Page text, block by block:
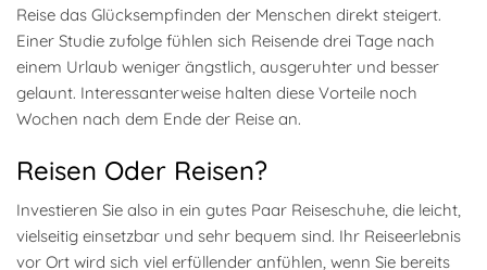
Reise das Glücksempfinden der Menschen direkt steigert.
Einer Studie zufolge fühlen sich Reisende drei Tage nach
einem Urlaub weniger ängstlich, ausgeruhter und besser
gelaunt. Interessanterweise halten diese Vorteile noch
Wochen nach dem Ende der Reise an.
Reisen Oder Reisen?
Investieren Sie also in ein gutes Paar Reiseschuhe, die leicht,
vielseitig einsetzbar und sehr bequem sind. Ihr Reiseerlebnis
vor Ort wird sich viel erfüllender anfühlen, wenn Sie bereits